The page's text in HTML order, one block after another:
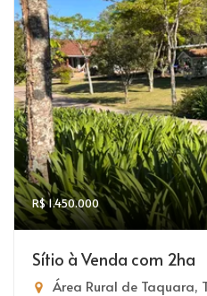
R$ 1.450.000
Sítio à Venda com 2ha
Área Rural de Taquara,